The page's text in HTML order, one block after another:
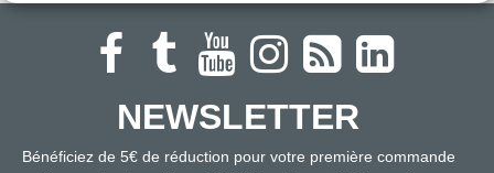
NEWSLETTER
Bénéficiez de 5€ de réduction pour votre première commande